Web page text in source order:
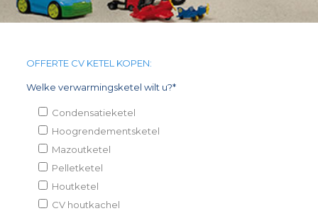
OFFERTE CV KETEL KOPEN:
Welke verwarmingsketel wilt u?*
Condensatieketel
Hoogrendementsketel
Mazoutketel
Pelletketel
Houtketel
CV houtkachel